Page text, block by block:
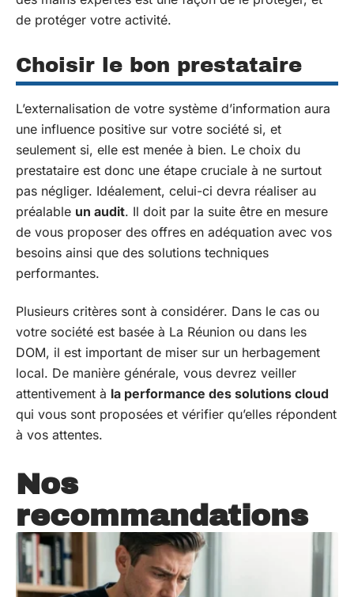
de protéger votre activité.
Choisir le bon prestataire
L’externalisation de votre système d’information aura
une influence positive sur votre société si, et
seulement si, elle est menée à bien. Le choix du
prestataire est donc une étape cruciale à ne surtout
pas négliger. Idéalement, celui-ci devra réaliser au
préalable un audit. Il doit par la suite être en mesure
de vous proposer des offres en adéquation avec vos
besoins ainsi que des solutions techniques
performantes.
Plusieurs critères sont à considérer. Dans le cas ou
votre société est basée à La Réunion ou dans les
DOM, il est important de miser sur un herbagement
local. De manière générale, vous devrez veiller
attentivement à la performance des solutions cloud
qui vous sont proposées et vérifier qu’elles répondent
à vos attentes.
Nos
recommandations